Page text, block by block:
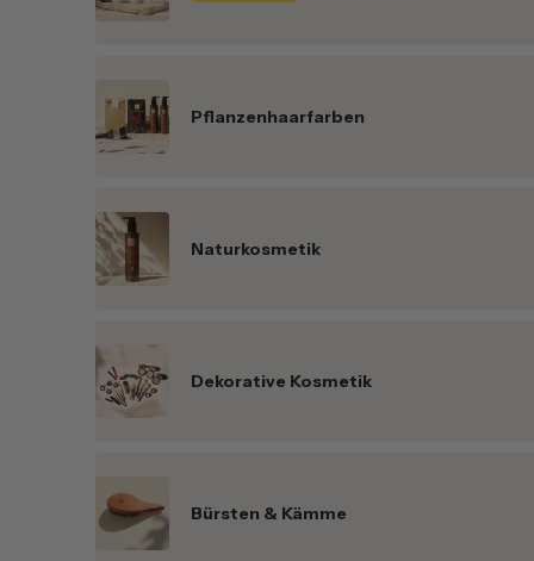
Pflanzenhaarfarben
Naturkosmetik
Dekorative Kosmetik
Bürsten & Kämme